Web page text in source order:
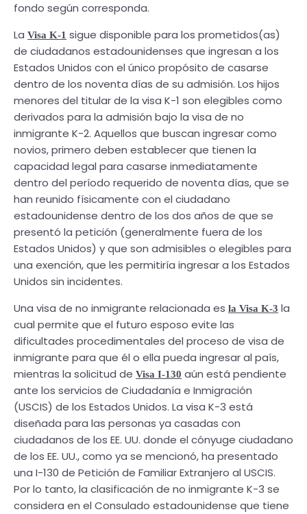
fondo según corresponda.
La Visa K-1 sigue disponible para los prometidos(as)
de ciudadanos estadounidenses que ingresan a los
Estados Unidos con el único propósito de casarse
dentro de los noventa días de su admisión. Los hijos
menores del titular de la visa K-1 son elegibles como
derivados para la admisión bajo la visa de no
inmigrante K-2. Aquellos que buscan ingresar como
novios, primero deben establecer que tienen la
capacidad legal para casarse inmediatamente
dentro del período requerido de noventa días, que se
han reunido físicamente con el ciudadano
estadounidense dentro de los dos años de que se
presentó la petición (generalmente fuera de los
Estados Unidos) y que son admisibles o elegibles para
una exención, que les permitiría ingresar a los Estados
Unidos sin incidentes.
Una visa de no inmigrante relacionada es la Visa K-3 la
cual permite que el futuro esposo evite las
dificultades procedimentales del proceso de visa de
inmigrante para que él o ella pueda ingresar al país,
mientras la solicitud de Visa I-130 aún está pendiente
ante los servicios de Ciudadanía e Inmigración
(USCIS) de los Estados Unidos. La visa K-3 está
diseñada para las personas ya casadas con
ciudadanos de los EE. UU. donde el cónyuge ciudadano
de los EE. UU., como ya se mencionó, ha presentado
una I-130 de Petición de Familiar Extranjero al USCIS.
Por lo tanto, la clasificación de no inmigrante K-3 se
considera en el Consulado estadounidense que tiene